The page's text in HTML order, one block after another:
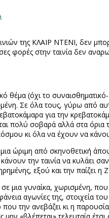
της ΚΛΑΙΡ ΝΤΕΝΙ, δεν
φορές στην ταινία δεν
θέμα (όχι το
Σε όλα τους, γύρω από
για την
πολύ σοβαρά αλλά στα όρια
κι όλα να έχουν να
από σκηνοθετική άποψη
την ταινία να κυλάει
εξού και την
μια γυναίκα, χωρισμένη,
αγωνίες της, στοιχεία
που την ανεβάζει κι η